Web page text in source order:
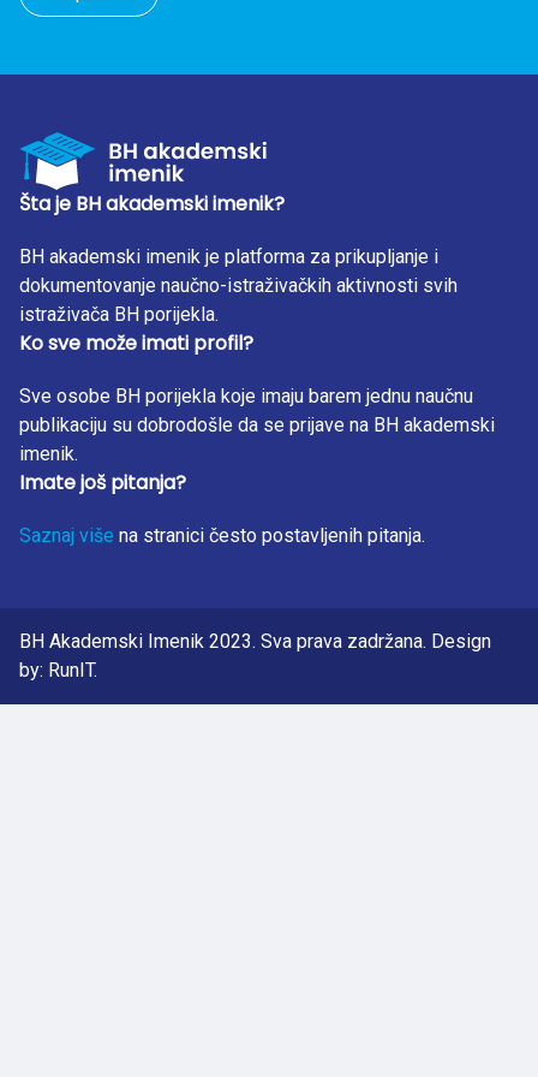
Šta je BH akademski imenik?
BH akademski imenik je platforma za prikupljanje i
dokumentovanje naučno-istraživačkih aktivnosti svih
istraživača BH porijekla.
Ko sve može imati profil?
Sve osobe BH porijekla koje imaju barem jednu naučnu
publikaciju su dobrodošle da se prijave na BH akademski
imenik.
Imate još pitanja?
Saznaj više na stranici često postavljenih pitanja.
BH Akademski Imenik 2023. Sva prava zadržana. Design
by: RunIT.